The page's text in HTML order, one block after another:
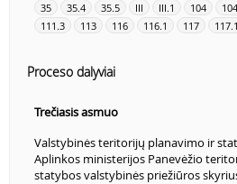
35
35.4 35.5 III III.1 104
111.3
113 116 116.1 117 117.1
Proceso dalyviai
Trečiasis asmuo
Valstybinės teritorijų planavimo ir
Aplinkos ministerijos Panevėžio
statybos valstybinės priežiūros